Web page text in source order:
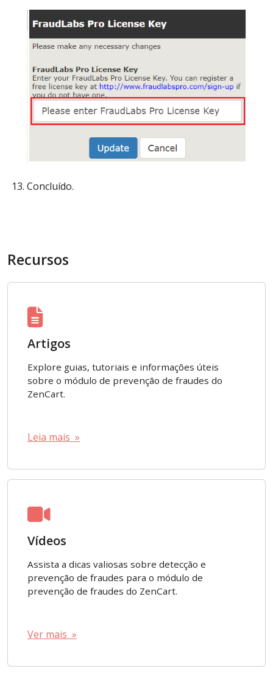
Concluído.
Recursos
Artigos
Explore guias, tutoriais e informações úteis
sobre o módulo de prevenção de fraudes do
ZenCart.
Leia mais »
Vídeos
Assista a dicas valiosas sobre detecção e
prevenção de fraudes para o módulo de
prevenção de fraudes do ZenCart.
Ver mais »